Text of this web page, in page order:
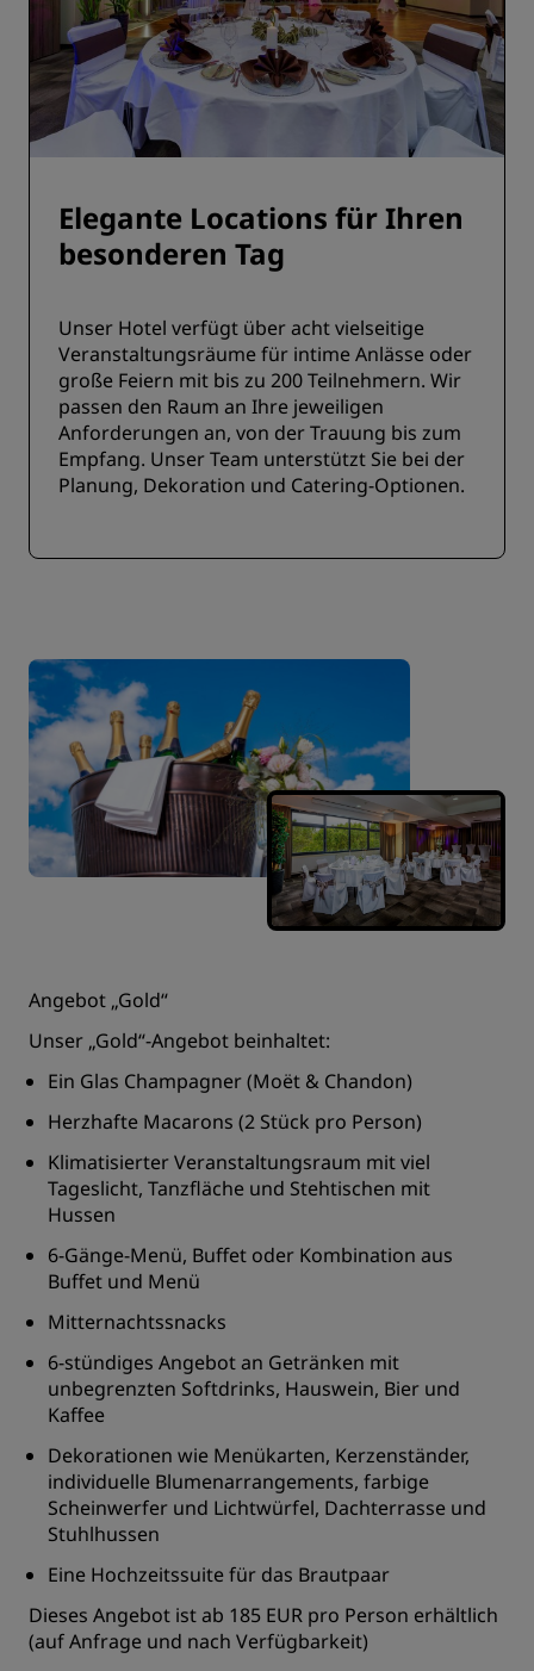
Elegante Locations für Ihren
besonderen Tag
Unser Hotel verfügt über acht vielseitige
Veranstaltungsräume für intime Anlässe oder
große Feiern mit bis zu 200 Teilnehmern. Wir
passen den Raum an Ihre jeweiligen
Anforderungen an, von der Trauung bis zum
Empfang. Unser Team unterstützt Sie bei der
Planung, Dekoration und Catering-Optionen.
Angebot „Gold“
Unser „Gold“-Angebot beinhaltet:
Ein Glas Champagner (Moët & Chandon)
Herzhafte Macarons (2 Stück pro Person)
Klimatisierter Veranstaltungsraum mit viel
Tageslicht, Tanzfläche und Stehtischen mit
Hussen
6-Gänge-Menü, Buffet oder Kombination aus
Buffet und Menü
Mitternachtssnacks
6-stündiges Angebot an Getränken mit
unbegrenzten Softdrinks, Hauswein, Bier und
Kaffee
Dekorationen wie Menükarten, Kerzenständer,
individuelle Blumenarrangements, farbige
Scheinwerfer und Lichtwürfel, Dachterrasse und
Stuhlhussen
Eine Hochzeitssuite für das Brautpaar
Dieses Angebot ist ab 185 EUR pro Person erhältlich
(auf Anfrage und nach Verfügbarkeit)